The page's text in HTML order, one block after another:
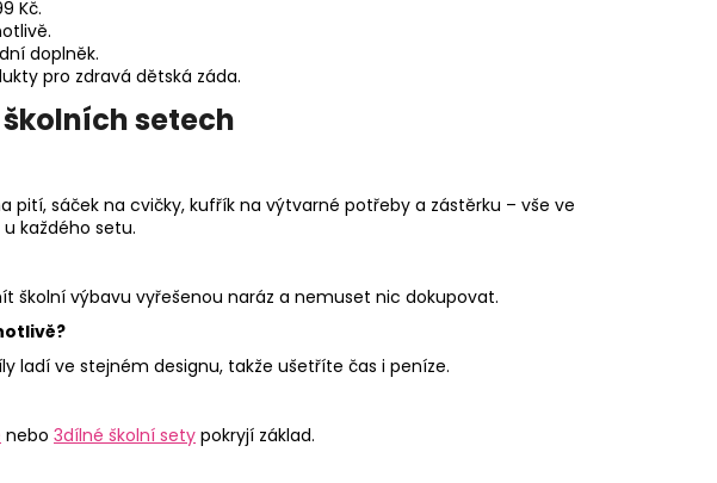
Kč.
doplněk.
pro zdravá dětská záda.
setech
pití, sáček na cvičky, kufřík na výtvarné potřeby a zástěrku – vše ve
každého setu.
školní výbavu vyřešenou naráz a nemuset nic dokupovat.
ladí ve stejném designu, takže ušetříte čas i peníze.
nebo 3dílné školní sety pokryjí základ.